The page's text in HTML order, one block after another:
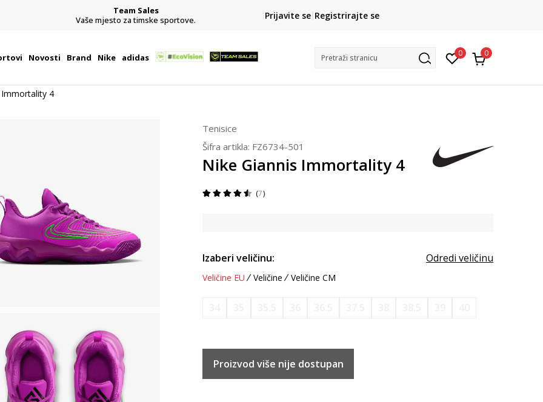
Team Sales
Vaše mjesto za timske sportove.
CLICK& COLLECT
besplatno preuzimanje u trgovini
Prijavite se Registrirajte se
Novosti Brand Nike adidas Pretraži stranicu 0 0
Immortality 4
Tenisice
Šifra artikla: FZ6734-501
Nike Giannis Immortality 4
7
Izaberi veličinu: Odredi veličinu
Veličine EU Veličine Veličine CM
Proizvod više nije dostupan